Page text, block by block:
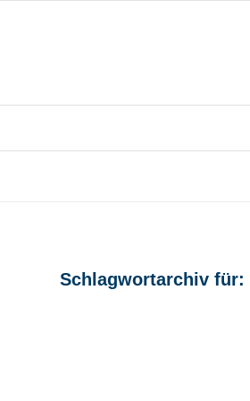
Schlagwortarchiv für: